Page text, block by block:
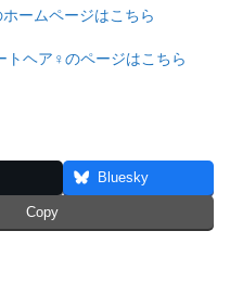
ームページはこちら
トヘア♀のページはこちら
Bluesky
Copy